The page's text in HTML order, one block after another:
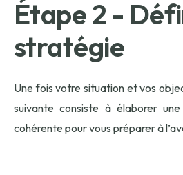
Étape 2 -
stratégie
Une fois votre situation et vos
suivante consiste à élaborer
cohérente pour vous préparer à